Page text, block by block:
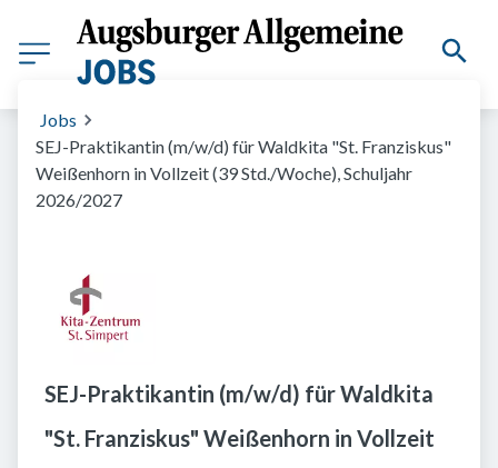
Jobs
SEJ-Praktikantin (m/w/d) für Waldkita "St. Franziskus"
Weißenhorn in Vollzeit (39 Std./Woche), Schuljahr
2026/2027
SEJ-Praktikantin (m/w/d) für Waldkita
"St. Franziskus" Weißenhorn in Vollzeit